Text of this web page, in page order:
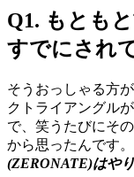
Q1. もとも
すでにされ
そうおっしゃる方
クトライアングル
で、笑うたびにそ
から思ったんです。
(ZERONATE)はや